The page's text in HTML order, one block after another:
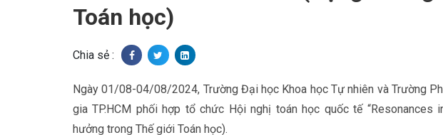
Toán học)
Chia sẻ :
Ngày 01/08-04/08/2024, Trường Đại học Khoa học Tự nhiên và Trường
gia TP.HCM phối hợp tổ chức Hội nghị toán học quốc tế “Resonances
hưởng trong Thế giới Toán học).